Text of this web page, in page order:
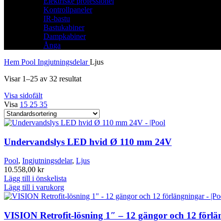
Kontrollpaneler
IR-bastu
Bastukabiner
Dampkabiner
Ånga
Hem Pool IngjutningsdelarLjus
Visar 1–25 av 32 resultat
Visa sidofält
Visa 15 25 35
Undervandslys LED hvid Ø 110 mm 24V
Pool, Ingjutningsdelar, Ljus
10.558,00 kr
Lägg till i önskelista
Lägg till i varukorg
VISION Retrofit-lösning 1″ – 12 gängor och 12